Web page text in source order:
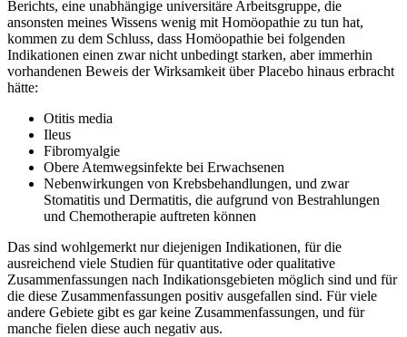
Berichts, eine unabhängige universitäre Arbeitsgruppe, die
ansonsten meines Wissens wenig mit Homöopathie zu tun hat,
kommen zu dem Schluss, dass Homöopathie bei folgenden
Indikationen einen zwar nicht unbedingt starken, aber immerhin
vorhandenen Beweis der Wirksamkeit über Placebo hinaus erbracht
hätte:
Otitis media
Ileus
Fibromyalgie
Obere Atemwegsinfekte bei Erwachsenen
Nebenwirkungen von Krebsbehandlungen, und zwar
Stomatitis und Dermatitis, die aufgrund von Bestrahlungen
und Chemotherapie auftreten können
Das sind wohlgemerkt nur diejenigen Indikationen, für die
ausreichend viele Studien für quantitative oder qualitative
Zusammenfassungen nach Indikationsgebieten möglich sind und für
die diese Zusammenfassungen positiv ausgefallen sind. Für viele
andere Gebiete gibt es gar keine Zusammenfassungen, und für
manche fielen diese auch negativ aus.